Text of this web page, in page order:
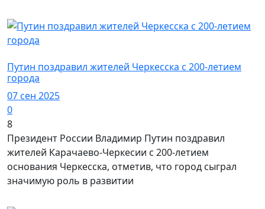
Путин поздравил жителей Черкесска с 200-летием
города
07 сен 2025
0
8
Президент России Владимир Путин поздравил
жителей Карачаево-Черкесии с 200-летием
основания Черкесска, отметив, что город сыграл
значимую роль в развитии